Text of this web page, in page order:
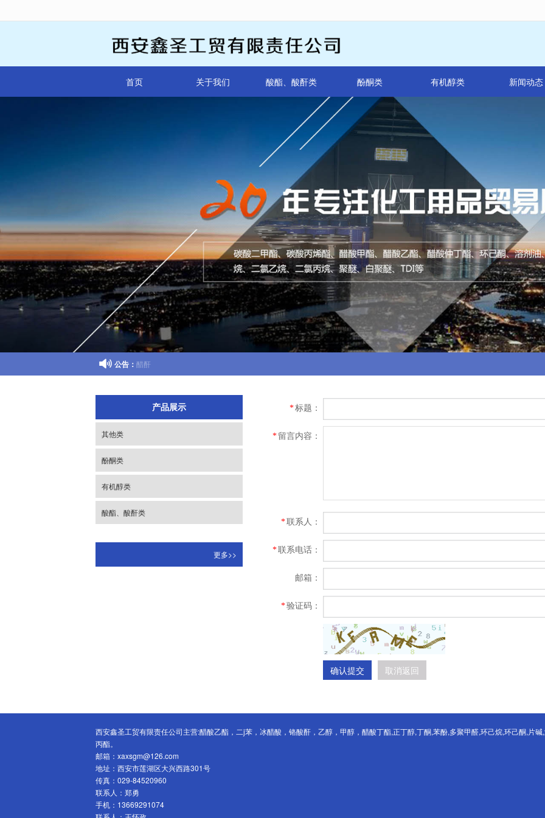
首页 关于我们 酸酯、酸酐类 酚酮类 有机醇类 新闻动态
 公告： 碳酸二甲酯 西安碳酸乙烷
*标题：
* 留言内容：
*联系人：
*联系电话：
邮箱：
*验证码：
确认提交 取消返回
产品展示
其他类
酚酮类
有机醇类
酸酯、酸酐类
更多>>
西安鑫圣工贸有限责任公司主营:醋酸乙酯，二j苯，冰醋酸，铬酸酐，乙醇，甲醇，醋酸丁酯,正丁醇,丁酮,苯酚,多聚甲醛,环己烷,环己酮,片碱
丙酯。
邮箱：xaxsgm@126.com
地址：西安市莲湖区大兴西路301号
传真：029-84520960
联系人：郑勇
手机：13669291074